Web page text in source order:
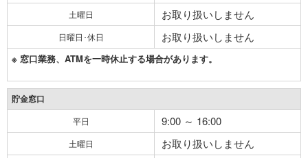
土曜日 お取り扱いしません
日曜日･休日 お取り扱いしません
※ 窓口業務、ATMを一時休止する場合があります。
貯金窓口
平日 9:00 ～ 16:00
土曜日 お取り扱いしません